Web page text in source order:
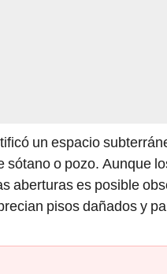
un espacio
o pozo. Aunque
aberturas es posible
pisos dañados y